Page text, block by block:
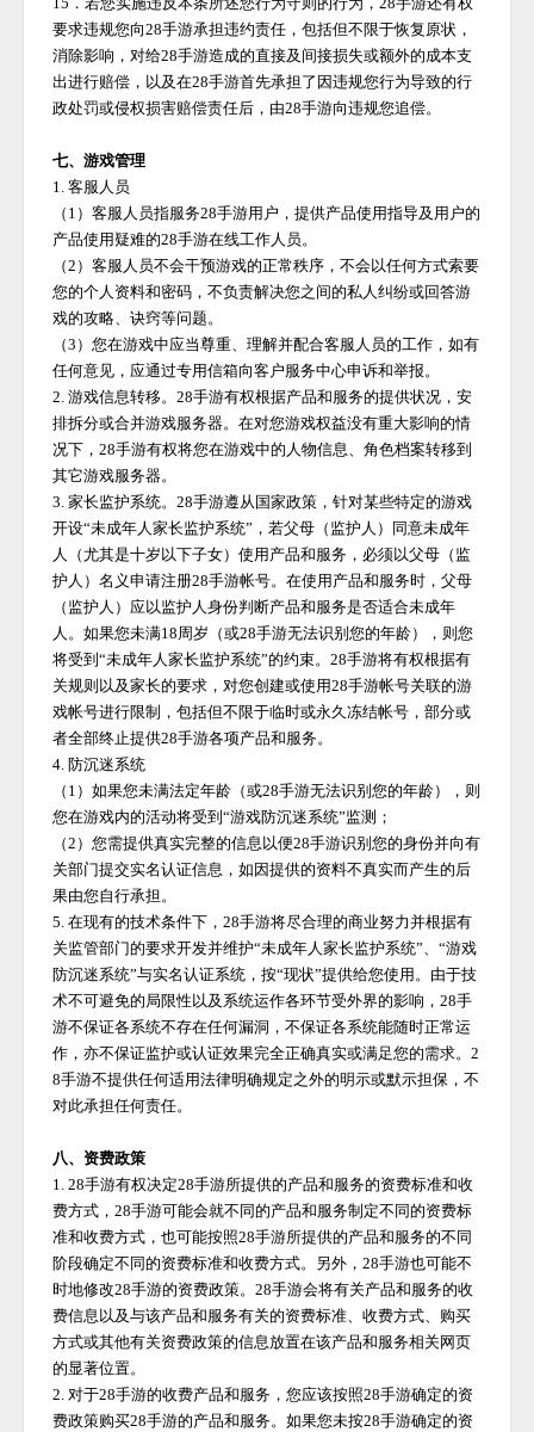
要求违规您向28手游承担违约责任，包括但不限于恢复原状，
消除影响，对给28手游造成的直接及间接损失或额外的成本支
出进行赔偿，以及在28手游首先承担了因违规您行为导致的行
政处罚或侵权损害赔偿责任后，由28手游向违规您追偿。
七、游戏管理
1. 客服人员
（ 1）客服人员指服务28手游用户，提供产品使用指导及用户的
产品使用疑难的28手游在线工作人员。
（2）客服人员不会干预游戏的正常秩序，不会以任何方式索要
您的个人资料和密码，不负责解决您之间的私人纠纷或回答游
戏的攻略、诀窍等问题。
（3）您在游戏中应当尊重、理解并配合客服人员的工作，如有
任何意见，应通过专用信箱向客户服务中心申诉和举报。
2. 游戏信息转移。28手游有权根据产品和服务的提供状况，安
排拆分或合并游戏服务器。在对您游戏权益没有重大影响的情
况下，28手游有权将您在游戏中的人物信息、角色档案转移到
其它游戏服务器。
3. 家长监护系统。28手游遵从国家政策，针对某些特定的游戏
开设“未成年人家长监护系统”，若父母（监护人）同意未成年
人（尤其是十岁以下子女）使用产品和服务，必须以父母（监
护人）名义申请注册28手游帐号。在使用产品和服务时，父母
（监护人）应以监护人身份判断产品和服务是否适合未成年
人。如果您未满18周岁（或28手游无法识别您的年龄），则您
将受到“未成年人家长监护系统”的约束。28手游将有权根据有
关规则以及家长的要求，对您创建或使用28手游帐号关联的游
戏帐号进行限制，包括但不限于临时或永久冻结帐号，部分或
者全部终止提供28手游各项产品和服务。
4. 防沉迷系统
（ 1）如果您未满法定年龄（或28手游无法识别您的年龄），则
您在游戏内的活动将受到“游戏防沉迷系统”监测；
（2）您需提供真实完整的信息以便28手游识别您的身份并向有
关部门提交实名认证信息，如因提供的资料不真实而产生的后
果由您自行承担。
5. 在现有的技术条件下，28手游将尽合理的商业努力并根据有
关监管部门的要求开发并维护“未成年人家长监护系统”、“游戏
防沉迷系统”与实名认证系统，按“现状”提供给您使用。由于技
术不可避免的局限性以及系统运作各环节受外界的影响，28手
游不保证各系统不存在任何漏洞，不保证各系统能随时正常运
作，亦不保证监护或认证效果完全正确真实或满足您的需求。2
8手游不提供任何适用法律明确规定之外的明示或默示担保，不
对此承担任何责任。
八、资费政策
1.28手游有权决定28手游所提供的产品和服务的资费标准和收
费方式，28手游可能会就不同的产品和服务制定不同的资费标
准和收费方式，也可能按照28手游所提供的产品和服务的不同
阶段确定不同的资费标准和收费方式。另外，28手游也可能不
时地修改28手游的资费政策。28手游会将有关产品和服务的收
费信息以及与该产品和服务有关的资费标准、收费方式、购买
方式或其他有关资费政策的信息放置在该产品和服务相关网页
的显著位置。
2. 对于28手游的收费产品和服务，您应该按照28手游确定的资
费政策购买28手游的产品和服务。如果您未按28手游确定的资